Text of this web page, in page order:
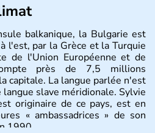
balkanique, la Bulgarie est
l'est, par la Grèce et la Turquie
de l'Union Européenne et de
près de 7,5 millions
capitale. La langue parlée n'est
slave méridionale. Sylvie
originaire de ce pays, est en
« ambassadrices » de son
1990.